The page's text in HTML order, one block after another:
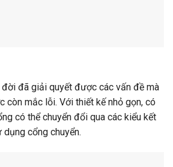
đã giải quyết được các vấn đề mà
còn mắc lỗi. Với thiết kế nhỏ gọn, có
có thể chuyển đổi qua các kiểu kết
cổng chuyển.